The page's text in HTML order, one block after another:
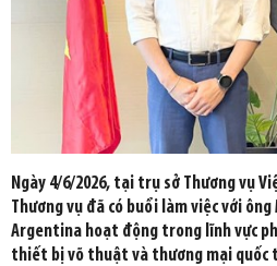
Ngày 4/6/2026, tại trụ sở Thương vụ
Thương vụ đã có buổi làm việc với
Argentina hoạt động trong lĩnh vực
thiết bị võ thuật và thương mại quốc